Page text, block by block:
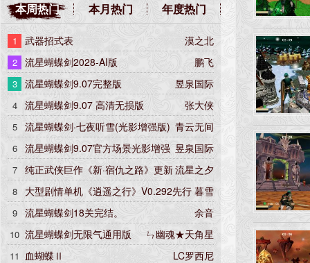
影； 2.若游戏内掉帧卡顿可按[F
4]关闭光影； -------------------
本周热门 本月热门 年度热门
1 漠之北
武器招式表
2 鹏飞
流星蝴蝶剑2028-AI版
3 昱泉国际
流星蝴蝶剑9.07完整版
4 张大侠
流星蝴蝶剑9.07 高清无损版
5 青云无间
流星蝴蝶剑·七夜听雪(光影增强版)
6 昱泉国际
流星蝴蝶剑9.07官方场景光影增强
版
7 流星之夕
纯正武侠巨作《新·宿仇之路》更新
5.22版
8 暮雪
大型剧情单机《逍遥之行》V0.292先行
版
9 余音
流星蝴蝶剑18关完结。
10 ㄣ幽魂★天角星
流星蝴蝶剑无限气通用版
11 LC罗西尼
血蝴蝶Ⅱ